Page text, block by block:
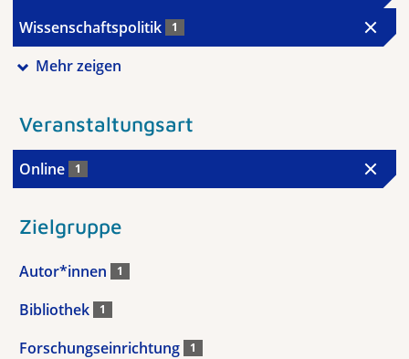
Wissenschaftspolitik 1
Mehr zeigen
Veranstaltungsart
Online 1
Zielgruppe
Autor*innen 1
Bibliothek 1
Forschungseinrichtung 1